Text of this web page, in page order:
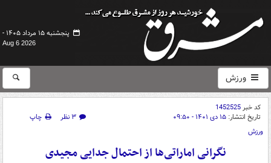
پنجشنبه ۱۵ مرداد ۱۴۰۵ -
Aug 6 2026
ورزش
کد خبر1452525
تاریخ انتشار: ۱۵ دی ۱۴۰۱ - ۰۹:۵۰ ۳ نظر
چاپ
ورزش
نگرانی اماراتی‌ها از احتمال جدایی مجیدی